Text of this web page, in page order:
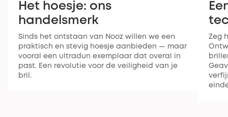
Het hoesje: ons
handelsmerk
Sinds het ontstaan van Nooz willen we een
praktisch en stevig hoesje aanbieden — maar
vooral een ultradun exemplaar dat overal in
past. Een revolutie voor de veiligheid van je
bril.
Zeg